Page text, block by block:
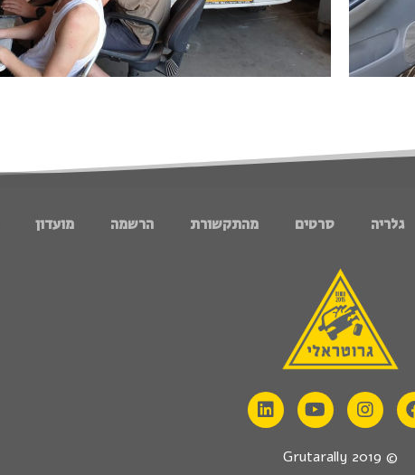
גלריה סרטים מהתקשורת הרשמה מועדון
© 2019 Grutarally